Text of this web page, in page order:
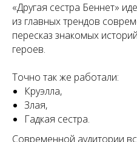
«Другая сестра Беннет»
из главных трендов
пересказ знакомых
героев.
Точно так же работали:
Круэлла,
Злая,
Гадкая сестра.
Современной аудитории